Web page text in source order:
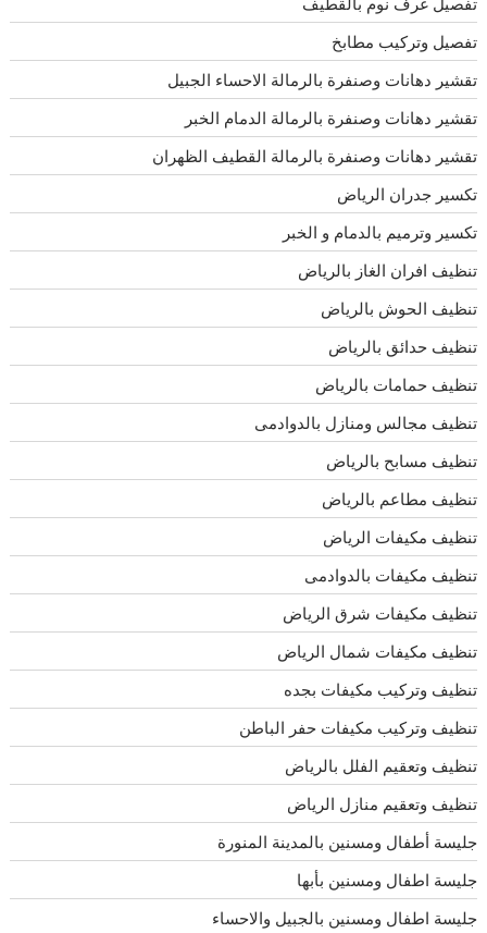
تفصيل وتركيب مطابخ
تقشير دهانات وصنفرة بالرمالة الاحساء الجبيل
تقشير دهانات وصنفرة بالرمالة الدمام الخبر
تقشير دهانات وصنفرة بالرمالة القطيف الظهران
تكسير جدران الرياض
تكسير وترميم بالدمام و الخبر
تنظيف افران الغاز بالرياض
تنظيف الحوش بالرياض
تنظيف حدائق بالرياض
تنظيف حمامات بالرياض
تنظيف مجالس ومنازل بالدوادمى
تنظيف مسابح بالرياض
تنظيف مطاعم بالرياض
تنظيف مكيفات الرياض
تنظيف مكيفات بالدوادمى
تنظيف مكيفات شرق الرياض
تنظيف مكيفات شمال الرياض
تنظيف وتركيب مكيفات بجده
تنظيف وتركيب مكيفات حفر الباطن
تنظيف وتعقيم الفلل بالرياض
تنظيف وتعقيم منازل الرياض
جليسة أطفال ومسنين بالمدينة المنورة
جليسة اطفال ومسنين بأبها
جليسة اطفال ومسنين بالجبيل والاحساء